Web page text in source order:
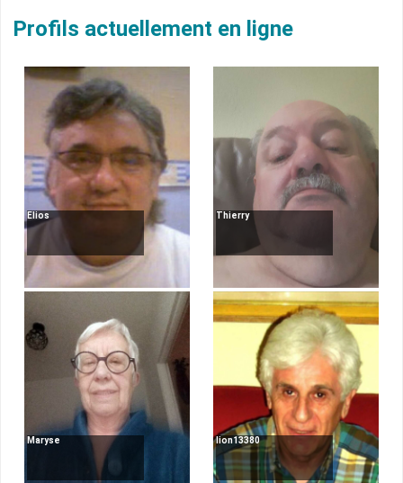
Profils actuellement en ligne
Elios Thierry
Maryse lion13380